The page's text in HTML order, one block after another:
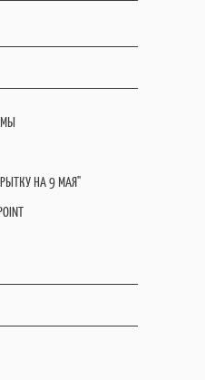
НА 9 МАЯ"